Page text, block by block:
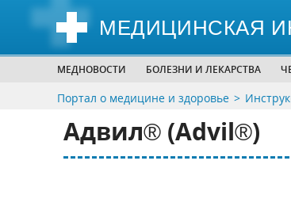
МЕДИЦИНСКАЯ
МЕДНОВОСТИ БОЛЕЗНИ И ЛЕКАРСТВА
Портал о медицине и здоровье
Адвил® (Advil®)